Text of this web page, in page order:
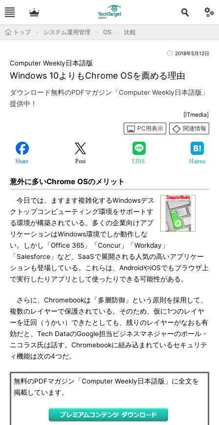
トップ システム運用管理 OS 比較
2018年5月12日
Windows 10よりもChrome OSを薦める理由
Computer Weekly日本語版
ダウンロード無料のPDFマガジン「Computer Weekly日本語版」
提供中！
[ITmedia]
PC用表示
関連情報
Share Post LINE Hatena
意外に多いChrome OSのメリット
今日では、ますます複雑化するWindowsデス
クトップコンピューティング環境をサポートす
る環境が構築されている。多くの企業向けアプ
リケーションはWindows環境でしか動作しな
い。しかし「Office 365」「Concur」「Workday」
「Salesforce」など、SaaSで展開される人気の高いアプリケー
ションも登場している。これらは、AndroidやiOSでもブラウザ上
で実行したりアプリとして使ったりできる可能性がある。
さらに、Chromebookは「多層防御」という原則を採用して、
複数のレイヤーで保護されている。そのため、仮に1つのレイヤ
ーを迂回（うかい）できたとしても、残りのレイヤーがなおも有
効だと、Tech DataのGoogle担当ビジネスマネジャーのポール・
ニコラス氏は話す。Chromebookに組み込まれているセキュリテ
ィ機能は次の4つだ。
無料のPDFマガジン「Computer Weekly日本語版」に全文を
掲載しています。